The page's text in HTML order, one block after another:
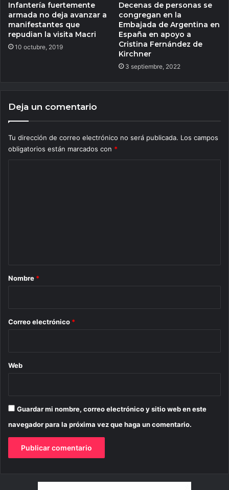
Infantería fuertemente
armada no deja avanzar a
manifestantes que
repudian la visita Macri
10 octubre, 2019
Decenas de personas se
congregan en la
Embajada de Argentina en
España en apoyo a
Cristina Fernández de
Kirchner
3 septiembre, 2022
Deja un comentario
Tu dirección de correo electrónico no será publicada. Los campos
obligatorios están marcados con *
r
*
Nombre *
Correo electrónico *
Web
Guardar mi nombre, correo electrónico y sitio web en este
navegador para la próxima vez que haga un comentario.